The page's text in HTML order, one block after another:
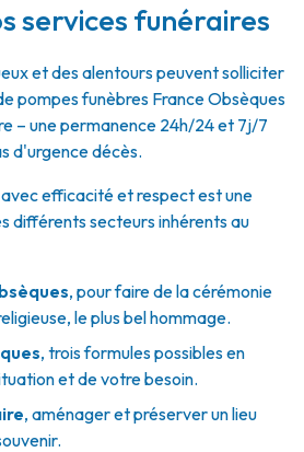
services funéraires
et des alentours peuvent solliciter
pompes funèbres France Obsèques
– une permanence 24h/24 et 7j/7
d'urgence décès.
efficacité et respect est une
différents secteurs inhérents au
, pour faire de la cérémonie
le plus bel hommage.
, trois formules possibles en
et de votre besoin.
, aménager et préserver un lieu